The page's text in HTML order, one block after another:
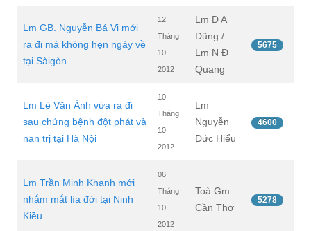
Lm GB. Nguyễn Bá Vi mới
ra đi mà không hẹn ngày về
tại Sàigòn
12
Tháng
10
2012
Lm Đ A
Dũng /
Lm N Đ
Quang
5675
Lm Lê Văn Ảnh vừa ra đi
sau chứng bệnh đột phát và
nan trị tại Hà Nội
10
Tháng
10
2012
Lm
Nguyễn
Đức Hiểu
4600
Lm Trần Minh Khanh mới
nhắm mắt lìa đời tại Ninh
Kiều
06
Tháng
10
2012
Toà Gm
Cần Thơ
5278